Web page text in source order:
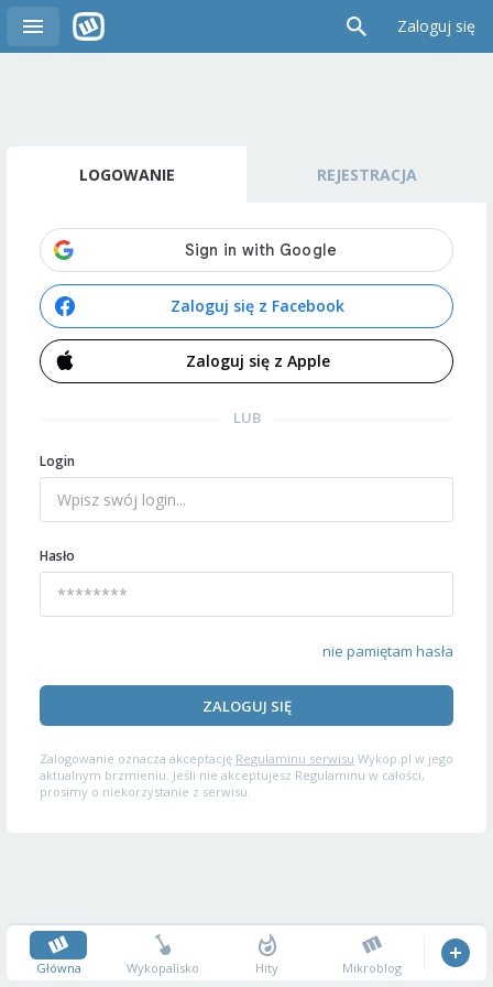
Zaloguj się
LOGOWANIE REJESTRACJA
Zaloguj się z Facebook
Zaloguj się z Apple
LUB
Login
Hasło
nie pamiętam hasła
ZALOGUJ SIĘ
Zalogowanie oznacza akceptację Regulaminu serwisu Wykop.pl w jego
aktualnym brzmieniu. Jeśli nie akceptujesz Regulaminu w całości,
prosimy o niekorzystanie z serwisu.
Główna Wykopalisko Hity Mikroblog